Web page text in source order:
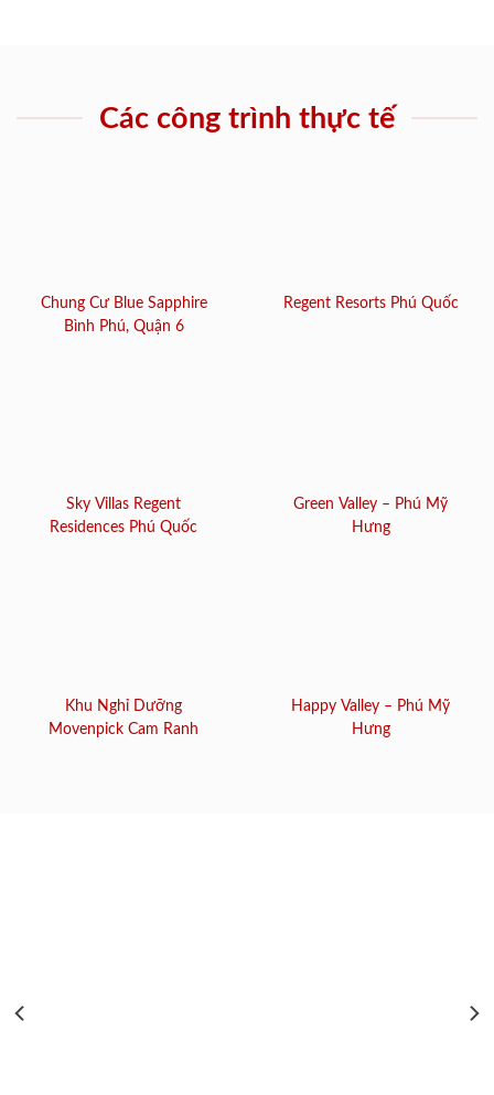
Các công trình thực tế
Chung Cư Blue Sapphire
Bình Phú, Quận 6
Regent Resorts Phú Quốc
Sky Villas Regent
Residences Phú Quốc
Green Valley – Phú Mỹ
Hưng
Khu Nghỉ Dưỡng
Movenpick Cam Ranh
Happy Valley – Phú Mỹ
Hưng